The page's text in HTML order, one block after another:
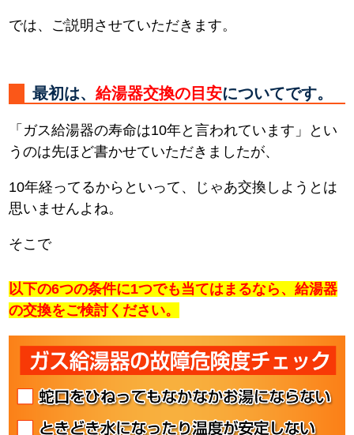
では、ご説明させていただきます。
最初は、給湯器交換の目安についてです。
「ガス給湯器の寿命は10年と言われています」とい
うのは先ほど書かせていただきましたが、
10年経ってるからといって、じゃあ交換しようとは
思いませんよね。
そこで
以下の6つの条件に1つでも当てはまるなら、給湯器
の交換をご検討ください。